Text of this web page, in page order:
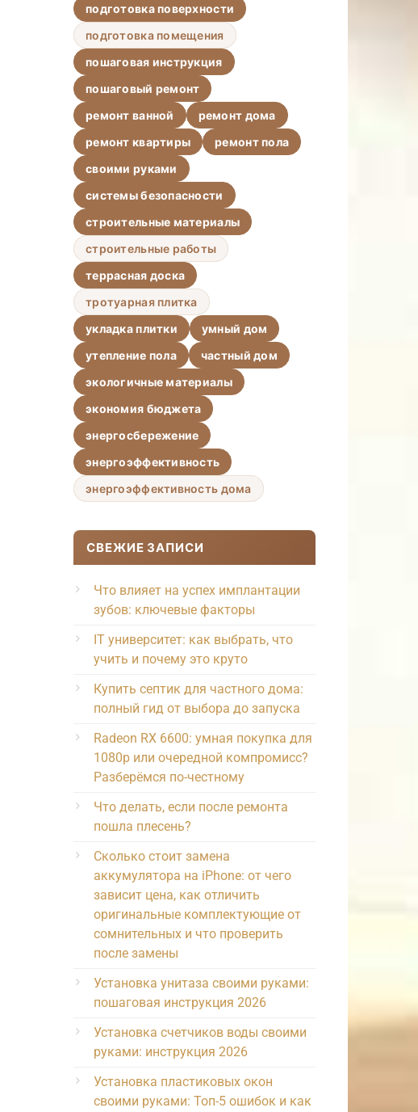
подготовка поверхности
подготовка помещения
пошаговая инструкция
пошаговый ремонт
ремонт ванной
ремонт дома
ремонт квартиры
ремонт пола
своими руками
системы безопасности
строительные материалы
строительные работы
террасная доска
тротуарная плитка
укладка плитки
умный дом
утепление пола
частный дом
экологичные материалы
экономия бюджета
энергосбережение
энергоэффективность
энергоэффективность дома
СВЕЖИЕ ЗАПИСИ
Что влияет на успех имплантации
зубов: ключевые факторы
IT университет: как выбрать, что
учить и почему это круто
Купить септик для частного дома:
полный гид от выбора до запуска
Radeon RX 6600: умная покупка для
1080p или очередной компромисс?
Разберёмся по-честному
Что делать, если после ремонта
пошла плесень?
Сколько стоит замена
аккумулятора на iPhone: от чего
зависит цена, как отличить
оригинальные комплектующие от
сомнительных и что проверить
после замены
Установка унитаза своими руками:
пошаговая инструкция 2026
Установка счетчиков воды своими
руками: инструкция 2026
Установка пластиковых окон
своими руками: Топ-5 ошибок и как